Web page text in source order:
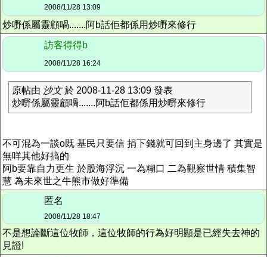
2008/11/28 13:09
炒嘢係屬靈顧喎.......阿b話佢都係用炒嘢來修行
訪客得得b
2008/11/28 16:24
原帖由 沙文於 2008-11-28 13:09 發表
炒嘢係屬靈顧喎.......阿b話佢都係用炒嘢來修行
不可混為一談o既 基民只要信 捐下錢就可回到主身邊了 其實是
無咩其他好搞的
阿b要靠自力更生 於股海浮沉 一為糊口 二為觀察世情 積集智
慧 為未來世之牛熊市做好準備
匿名
2008/11/28 18:47
不是想論斷這位牧師，這位牧師的行為好明顯是已經失去神的
見證!